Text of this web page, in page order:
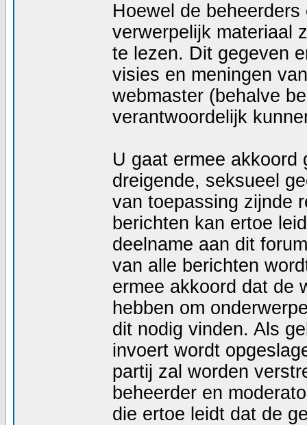
Hoewel de
verwerpelijk materiaal
te lezen. Dit gegeven
visies en meningen
webmaster (behalve
verantwoordelijk
U gaat ermee akkoord
dreigende, seksueel
van toepassing zijnde
berichten kan ertoe
deelname aan dit
van alle berichten
ermee akkoord dat de
hebben om
dit nodig vinden. Als
invoert wordt
partij zal worden
beheerder en
die ertoe leidt dat de